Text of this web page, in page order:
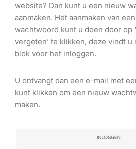
website? Dan kunt u een nieuw
aanmaken. Het aanmaken van
wachtwoord kunt u doen door op
vergeten’ te klikken, deze vindt
blok voor het inloggen.
U ontvangt dan een e-mail met
kunt klikken om een nieuw
maken.